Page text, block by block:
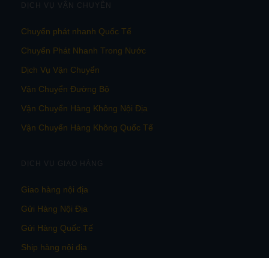
DỊCH VỤ VẬN CHUYỂN
Chuyển phát nhanh Quốc Tế
Chuyển Phát Nhanh Trong Nước
Dịch Vụ Vận Chuyển
Vận Chuyển Đường Bộ
Vận Chuyển Hàng Không Nội Địa
Vận Chuyển Hàng Không Quốc Tế
DỊCH VỤ GIAO HÀNG
Giao hàng nội địa
Gửi Hàng Nội Địa
Gửi Hàng Quốc Tế
Ship hàng nội địa